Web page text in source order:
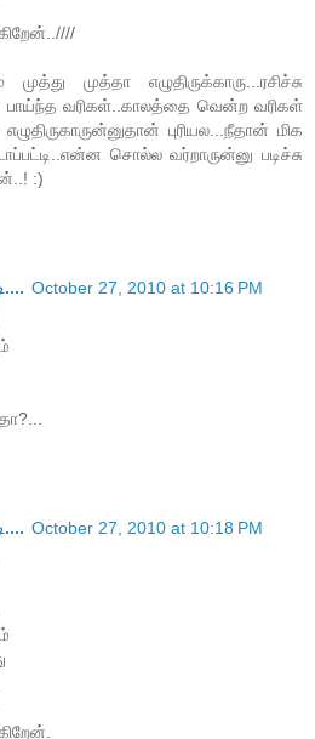
முத்தா எழுதிருக்காரு...ரசிச்சு
பாய்ந்த வரிகள்..காலத்தை வென்ற வரிகள்
புரியல...நீதான் மிக
சொல்ல வர்றாருன்னு படிச்சு
:)
October 27, 2010 at 10:16 PM
October 27, 2010 at 10:18 PM